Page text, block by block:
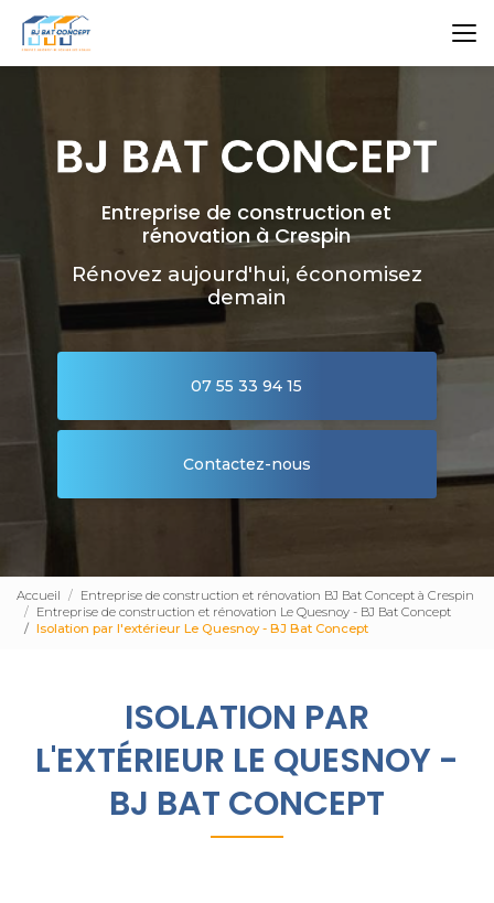
contenu
principal
Entreprise de construction et
rénovation à Crespin
Rénovez aujourd'hui, économisez
demain
07 55 33 94 15
Contactez-nous
Accueil
Entreprise de construction et rénovation BJ Bat Concept à Crespin
Entreprise de construction et rénovation Le Quesnoy - BJ Bat Concept
Isolation par l'extérieur Le Quesnoy - BJ Bat Concept
ISOLATION PAR
L'EXTÉRIEUR LE QUESNOY -
BJ BAT CONCEPT